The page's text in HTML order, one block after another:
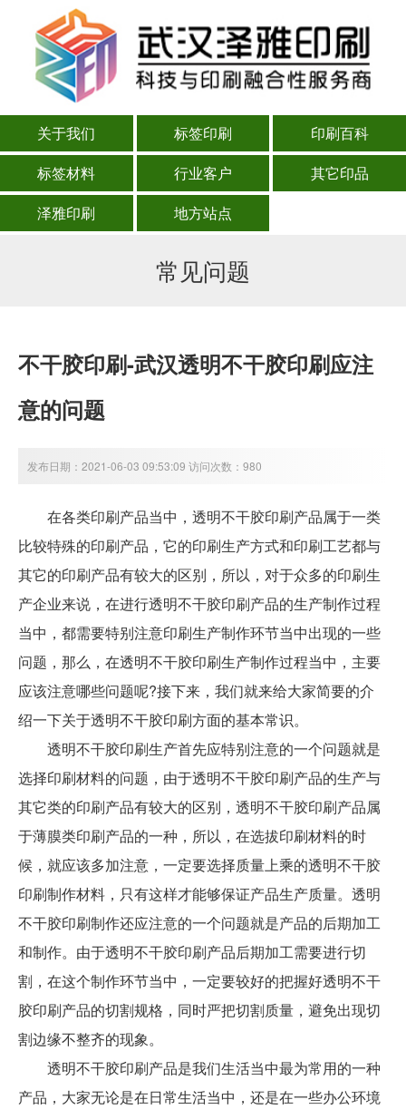
关于我们 标签印刷
印刷百科
标签材料
行业客户
其它印品
泽雅印刷
地方站点
常见问题
不干胶印刷-武汉透明不干胶印刷应注
意的问题
发布日期：2021-06-03 09:53:09 访问次数：980
在各类印刷产品当中，透明不干胶印刷产品属于一类
比较特殊的印刷产品，它的印刷生产方式和印刷工艺都与
其它的印刷产品有较大的区别，所以，对于众多的印刷生
产企业来说，在进行透明不干胶印刷产品的生产制作过程
当中，都需要特别注意印刷生产制作环节当中出现的一些
问题，那么，在透明不干胶印刷生产制作过程当中，主要
应该注意哪些问题呢?接下来，我们就来给大家简要的介
绍一下关于透明不干胶印刷方面的基本常识。
透明不干胶印刷生产首先应特别注意的一个问题就是
选择印刷材料的问题，由于透明不干胶印刷产品的生产与
其它类的印刷产品有较大的区别，透明不干胶印刷产品属
于薄膜类印刷产品的一种，所以，在选拔印刷材料的时
候，就应该多加注意，一定要选择质量上乘的透明不干胶
印刷制作材料，只有这样才能够保证产品生产质量。透明
不干胶印刷制作还应注意的一个问题就是产品的后期加工
和制作。由于透明不干胶印刷产品后期加工需要进行切
割，在这个制作环节当中，一定要较好的把握好透明不干
胶印刷产品的切割规格，同时严把切割质量，避免出现切
割边缘不整齐的现象。
透明不干胶印刷产品是我们生活当中最为常用的一种
产品，大家无论是在日常生活当中，还是在一些办公环境